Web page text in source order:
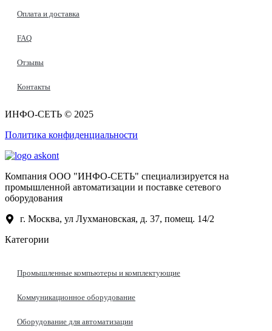
Оплата и доставка
FAQ
Отзывы
Контакты
ИНФО-СЕТЬ © 2025
Политика конфиденциальности
Компания ООО "ИНФО-СЕТЬ" специализируется на
промышленной автоматизации и поставке сетевого
оборудования
г. Москва, ул Лухмановская, д. 37, помещ. 14/2
Категории
Промышленные компьютеры и комплектующие
Коммуникационное оборудование
Оборудование для автоматизации